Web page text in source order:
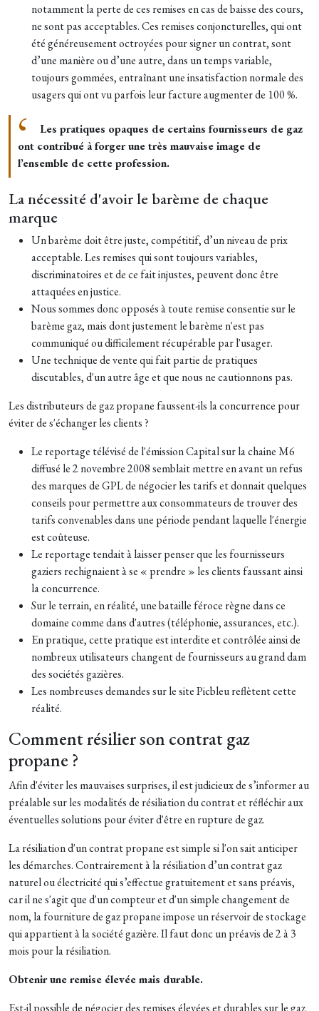
notamment la perte de ces remises en cas de baisse des cours,
ne sont pas acceptables. Ces remises conjoncturelles, qui ont
été généreusement octroyées pour signer un contrat, sont
d’une manière ou d’une autre, dans un temps variable,
toujours gommées, entraînant une insatisfaction normale des
usagers qui ont vu parfois leur facture augmenter de 100 %.
Les pratiques opaques de certains fournisseurs de gaz
ont contribué à forger une très mauvaise image de
l’ensemble de cette profession.
La nécessité d'avoir le barème de chaque
marque
Un barème doit être juste, compétitif, d’un niveau de prix
acceptable. Les remises qui sont toujours variables,
discriminatoires et de ce fait injustes, peuvent donc être
attaquées en justice.
Nous sommes donc opposés à toute remise consentie sur le
barème gaz, mais dont justement le barème n'est pas
communiqué ou difficilement récupérable par l'usager.
Une technique de vente qui fait partie de pratiques
discutables, d'un autre âge et que nous ne cautionnons pas.
Les distributeurs de gaz propane faussent-ils la concurrence pour
éviter de s'échanger les clients ?
Le reportage télévisé de l'émission Capital sur la chaine M6
diffusé le 2 novembre 2008 semblait mettre en avant un refus
des marques de GPL de négocier les tarifs et donnait quelques
conseils pour permettre aux consommateurs de trouver des
tarifs convenables dans une période pendant laquelle l'énergie
est coûteuse.
Le reportage tendait à laisser penser que les fournisseurs
gaziers rechignaient à se « prendre » les clients faussant ainsi
la concurrence.
Sur le terrain, en réalité, une bataille féroce règne dans ce
domaine comme dans d'autres (téléphonie, assurances, etc.).
En pratique, cette pratique est interdite et contrôlée ainsi de
nombreux utilisateurs changent de fournisseurs au grand dam
des sociétés gazières.
Les nombreuses demandes sur le site Picbleu reflètent cette
réalité.
Comment résilier son contrat gaz
propane ?
Afin d'éviter les mauvaises surprises, il est judicieux de s’informer au
préalable sur les modalités de résiliation du contrat et réfléchir aux
éventuelles solutions pour éviter d'être en rupture de gaz.
La résiliation d'un contrat propane est simple si l'on sait anticiper
les démarches. Contrairement à la résiliation d’un contrat gaz
naturel ou électricité qui s’effectue gratuitement et sans préavis,
car il ne s'agit que d'un compteur et d'un simple changement de
nom, la fourniture de gaz propane impose un réservoir de stockage
qui appartient à la société gazière. Il faut donc un préavis de 2 à 3
mois pour la résiliation.
Obtenir une remise élevée mais durable.
Est-il possible de négocier des remises élevées et durables sur le gaz